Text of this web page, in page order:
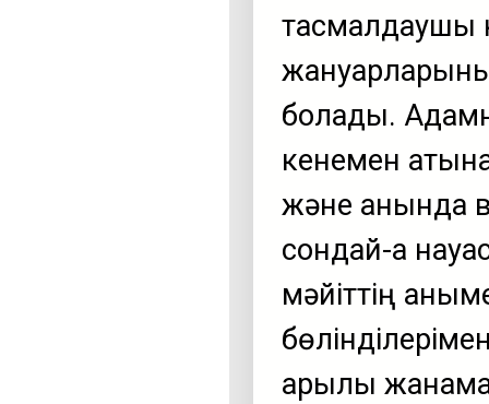
тасмалдаушы
болады.
кенемен
және қанында
сондай-ақ
мәйіттің
арқылы